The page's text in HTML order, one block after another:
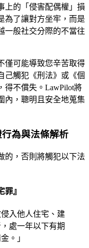
上的「侵害配偶權」損
為了讓對方坐牢，而是
一般社交分際的不當往
僅可能導致您辛苦取得
己觸犯《刑法》或《個
得不償失。LawPilot將
內，聰明且安全地蒐集
為與法條解析
的，否則將觸犯以下法
』
侵入他人住宅、建
處一年以下有期
。」